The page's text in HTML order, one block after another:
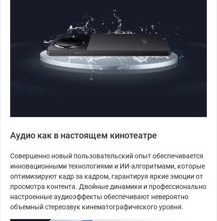
Аудио как в настоящем кинотеатре
Совершенно новый пользовательский опыт обеспечивается
инновационными технологиями и ИИ-алгоритмами, которые
оптимизируют кадр за кадром, гарантируя яркие эмоции от
просмотра контента. Двойные динамики и профессионально
настроенные аудиоэффекты обеспечивают невероятно
объемный стереозвук кинематографического уровня.